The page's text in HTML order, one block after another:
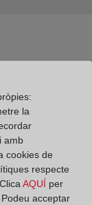
la
amb
cookies de
respecte
AQUÍ per
acceptar